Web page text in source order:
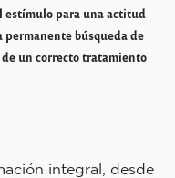
estímulo para una actitud
búsqueda de
un correcto tratamiento
integral, desde